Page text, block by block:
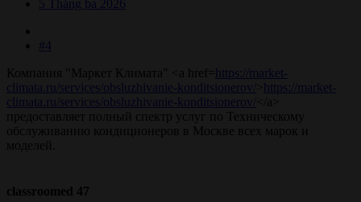
5 Tháng ba 2026
#4
Компания "Маркет Климата" <a href=
https://market-
climata.ru/services/obsluzhivanie-konditsionerov/
https://market-
climata.ru/services/obsluzhivanie-konditsionerov/
</a>
предоставляет полный спектр услуг по Техническому
обслуживанию кондиционеров в Москве всех марок и
моделей.
classroomed 47